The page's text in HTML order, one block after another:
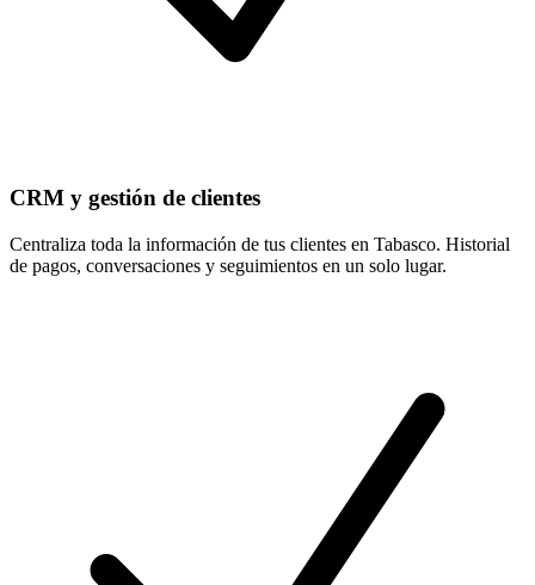
CRM y gestión de clientes
Centraliza toda la información de tus clientes en Tabasco. Historial
de pagos, conversaciones y seguimientos en un solo lugar.